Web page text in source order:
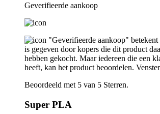
Geverifieerde aankoop
"Geverifieerde aankoop"
is gegeven door kopers die dit product
hebben gekocht. Maar iedereen die een
heeft, kan het product beoordelen.
Beoordeeld met 5 van 5 Sterren.
Super PLA